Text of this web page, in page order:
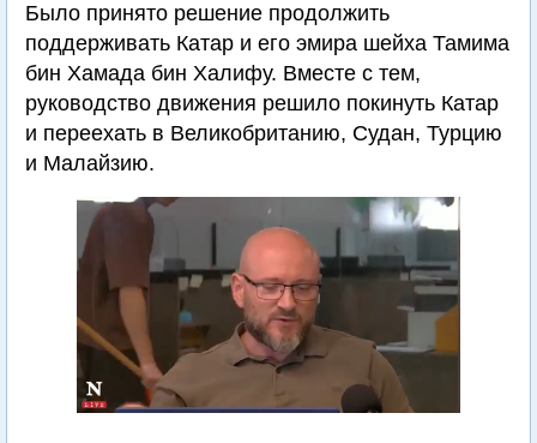
Было принято решение продолжить
поддерживать Катар и его эмира шейха Тамима
бин Хамада бин Халифу. Вместе с тем,
руководство движения решило покинуть Катар
и переехать в Великобританию, Судан, Турцию
и Малайзию.